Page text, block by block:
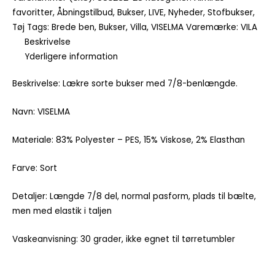
favoritter, Åbningstilbud, Bukser, LIVE, Nyheder, Stofbukser,
Tøj Tags: Brede ben, Bukser, Villa, VISELMA Varemærke: VILA
Beskrivelse
Yderligere information
Beskrivelse: Lækre sorte bukser med 7/8-benlængde.
Navn: VISELMA
Materiale: 83% Polyester – PES, 15% Viskose, 2% Elasthan
Farve: Sort
Detaljer: Længde 7/8 del, normal pasform, plads til bælte,
men med elastik i taljen
Vaskeanvisning: 30 grader, ikke egnet til tørretumbler